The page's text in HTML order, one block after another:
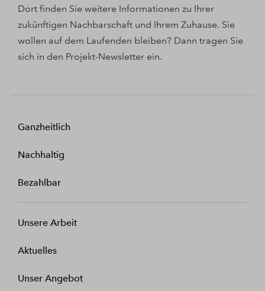
Dort finden Sie weitere Informationen zu Ihrer
zukünftigen Nachbarschaft und Ihrem Zuhause. Sie
wollen auf dem Laufenden bleiben? Dann tragen Sie
sich in den Projekt-Newsletter ein.
Ganzheitlich
Nachhaltig
Bezahlbar
Unsere Arbeit
Aktuelles
Unser Angebot